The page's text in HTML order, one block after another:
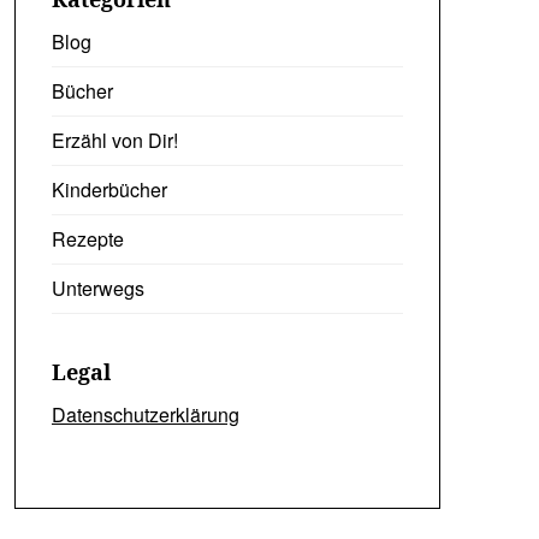
Blog
Bücher
Erzähl von Dir!
Kinderbücher
Rezepte
Unterwegs
Legal
Datenschutzerklärung